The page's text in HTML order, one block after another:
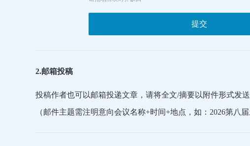
提交
2.邮箱投稿
投稿作者也可以邮箱投递文章，请将全文/摘要以附件形式发送
（邮件主题需注明意向会议名称+时间+地点，如：2026第八